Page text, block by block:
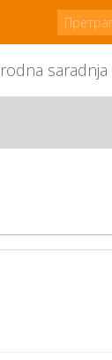
saradnja